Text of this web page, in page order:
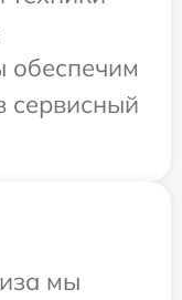
обеспечим
сервисный
мы